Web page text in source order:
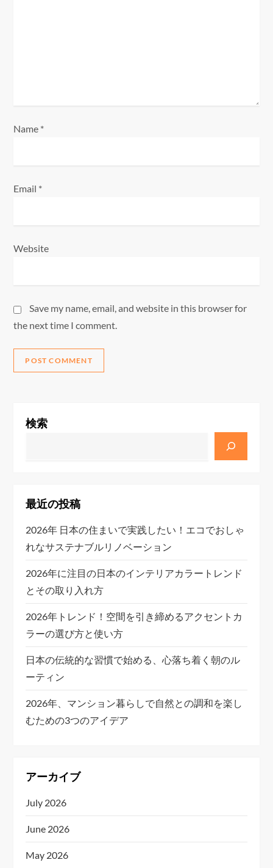
Name *
Email *
Website
Save my name, email, and website in this browser for
the next time I comment.
検索
最近の投稿
2026年 日本の住まいで実践したい！エコでおしゃ
れなサステナブルリノベーション
2026年に注目の日本のインテリアカラートレンド
とその取り入れ方
2026年トレンド！空間を引き締めるアクセントカ
ラーの選び方と使い方
日本の伝統的な習慣で始める、心落ち着く朝のル
ーティン
2026年、マンション暮らしで自然との調和を楽し
むための3つのアイデア
アーカイブ
July 2026
June 2026
May 2026